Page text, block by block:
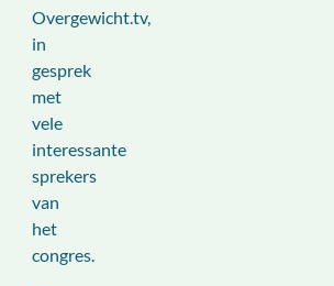
Overgewicht.tv,
in
gesprek
met
vele
interessante
sprekers
van
het
congres.